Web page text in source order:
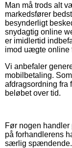
Man må trods alt
markedsfører
besynderligt
snydagtig online
er imidlertid
imod uægte online
Vi anbefaler
mobilbetaling.
afdragsordning fra
beløbet over tid.
Før nogen
på forhandlerens
særlig spændende.